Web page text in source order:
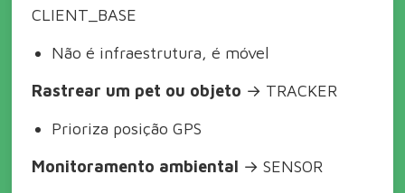
CLIENT_BASE
Não é infraestrutura, é móvel
Rastrear um pet ou objeto → TRACKER
Prioriza posição GPS
Monitoramento ambiental → SENSOR